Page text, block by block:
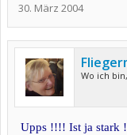
30. März 2004
Wo ich
Upps !!!! Ist ja stark